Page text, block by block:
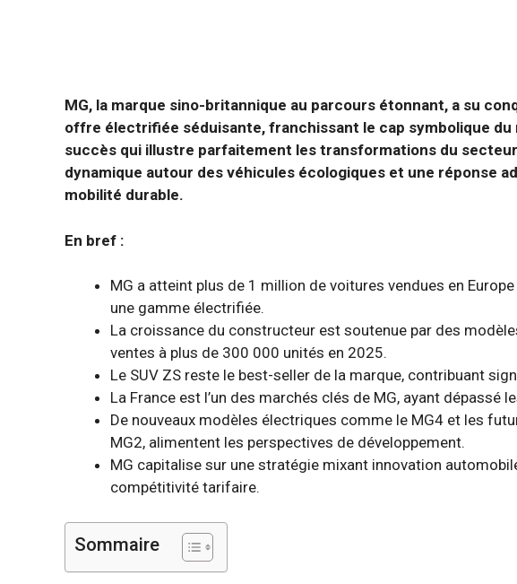
MG, la marque sino-britannique au parcours étonnant, a su
offre électrifiée séduisante, franchissant le cap symbolique du
succès qui illustre parfaitement les transformations du
dynamique autour des véhicules écologiques et une réponse
mobilité durable.
En bref :
MG a atteint plus de 1 million de voitures vendues en
une gamme électrifiée.
La croissance du constructeur est soutenue par des
ventes à plus de 300 000 unités en 2025.
Le SUV ZS reste le best-seller de la marque, contribuant
La France est l’un des marchés clés de MG, ayant dépassé
De nouveaux modèles électriques comme le MG4 et les
MG2, alimentent les perspectives de développement.
MG capitalise sur une stratégie mixant innovation
compétitivité tarifaire.
Sommaire